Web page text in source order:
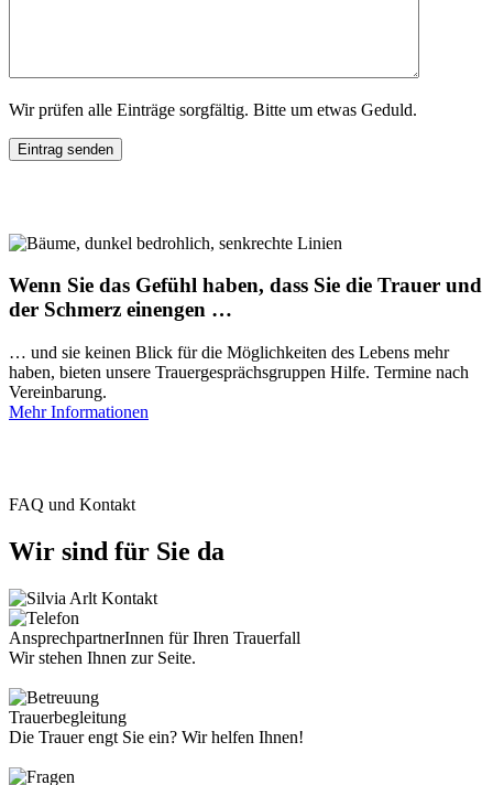
Wir prüfen alle Einträge sorgfältig. Bitte um etwas Geduld.
Wenn Sie das Gefühl haben, dass Sie die Trauer und
der Schmerz einengen …
… und sie keinen Blick für die Möglichkeiten des Lebens mehr
haben, bieten unsere Trauergesprächsgruppen Hilfe. Termine nach
Vereinbarung.
Mehr Informationen
FAQ und Kontakt
Wir sind für Sie da
AnsprechpartnerInnen für Ihren Trauerfall
Wir stehen Ihnen zur Seite.
Trauerbegleitung
Die Trauer engt Sie ein? Wir helfen Ihnen!